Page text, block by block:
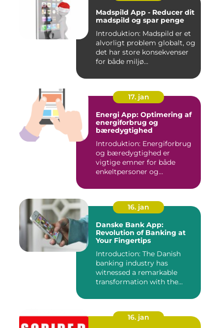
Madspild App - Reducer dit
madspild og spar penge
Introduktion: Madspild er et
alvorligt problem globalt, og
det har store konsekvenser
for både miljø...
17. jan
Energi App: Optimering af
energiforbrug og
bæredygtighed
Introduktion: Energiforbrug
og bæredygtighed er
vigtige emner for både
enkeltpersoner og
16. jan
Danske Bank App:
Revolution of Banking at
Your Fingertips
Introduction: The Danish
banking industry has
witnessed a remarkable
transformation with the
16. jan